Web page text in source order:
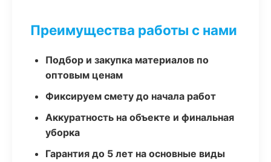
Преимущества работы с нами
Подбор и закупка материалов по
оптовым ценам
Фиксируем смету до начала работ
Аккуратность на объекте и финальная
уборка
Гарантия до 5 лет на основные виды